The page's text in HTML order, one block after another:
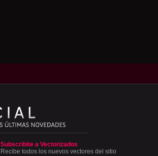
Subscribite a Vectorizados
Recibe todos los nuevos vectores del sitio